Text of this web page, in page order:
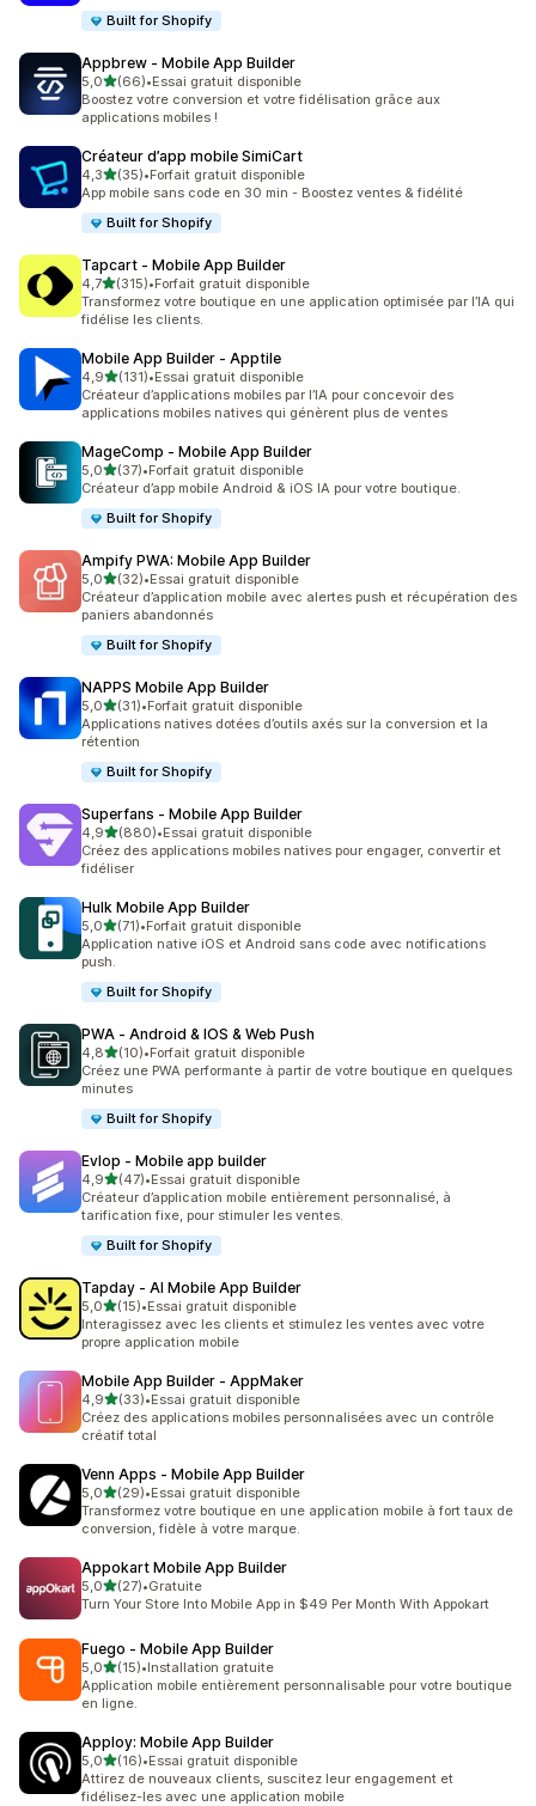
Built for Shopify
Appbrew ‑ Mobile App Builder
5,0étoile(s) sur 5
(66)
66 avis au total
•Essai gratuit disponible
Boostez votre conversion et votre fidélisation grâce aux
applications mobiles !
Créateur d’app mobile SimiCart
4,3étoile(s) sur 5
(35)
35 avis au total
•Forfait gratuit disponible
App mobile sans code en 30 min - Boostez ventes & fidélité
Built for Shopify
Tapcart ‑ Mobile App Builder
4,7étoile(s) sur 5
(315)
315 avis au total
•Forfait gratuit disponible
Transformez votre boutique en une application optimisée par l’IA qui
fidélise les clients.
Mobile App Builder ‑ Apptile
4,9étoile(s) sur 5
(131)
131 avis au total
•Essai gratuit disponible
Créateur d’applications mobiles par l’IA pour concevoir des
applications mobiles natives qui génèrent plus de ventes
MageComp ‑ Mobile App Builder
5,0étoile(s) sur 5
(37)
37 avis au total
•Forfait gratuit disponible
Créateur d’app mobile Android & iOS IA pour votre boutique.
Built for Shopify
Ampify PWA: Mobile App Builder
5,0étoile(s) sur 5
(32)
32 avis au total
•Essai gratuit disponible
Créateur d’application mobile avec alertes push et récupération des
paniers abandonnés
Built for Shopify
NAPPS Mobile App Builder
5,0étoile(s) sur 5
(31)
31 avis au total
•Forfait gratuit disponible
Applications natives dotées d’outils axés sur la conversion et la
rétention
Built for Shopify
Superfans ‑ Mobile App Builder
4,9étoile(s) sur 5
(880)
880 avis au total
•Essai gratuit disponible
Créez des applications mobiles natives pour engager, convertir et
fidéliser
Hulk Mobile App Builder
5,0étoile(s) sur 5
(71)
71 avis au total
•Forfait gratuit disponible
Application native iOS et Android sans code avec notifications
push.
Built for Shopify
PWA ‑ Android & IOS & Web Push
4,8étoile(s) sur 5
(10)
10 avis au total
•Forfait gratuit disponible
Créez une PWA performante à partir de votre boutique en quelques
minutes
Built for Shopify
Evlop ‑ Mobile app builder
4,9étoile(s) sur 5
(47)
47 avis au total
•Essai gratuit disponible
Créateur d’application mobile entièrement personnalisé, à
tarification fixe, pour stimuler les ventes.
Built for Shopify
Tapday ‑ AI Mobile App Builder
5,0étoile(s) sur 5
(15)
15 avis au total
•Essai gratuit disponible
Interagissez avec les clients et stimulez les ventes avec votre
propre application mobile
Mobile App Builder ‑ AppMaker
4,9étoile(s) sur 5
(33)
33 avis au total
•Essai gratuit disponible
Créez des applications mobiles personnalisées avec un contrôle
créatif total
Venn Apps ‑ Mobile App Builder
5,0étoile(s) sur 5
(29)
29 avis au total
•Essai gratuit disponible
Transformez votre boutique en une application mobile à fort taux de
conversion, fidèle à votre marque.
Appokart Mobile App Builder
5,0étoile(s) sur 5
(27)
27 avis au total
•Gratuite
Turn Your Store Into Mobile App in $49 Per Month With Appokart
Fuego ‑ Mobile App Builder
5,0étoile(s) sur 5
(15)
15 avis au total
•Installation gratuite
Application mobile entièrement personnalisable pour votre boutique
en ligne.
Apploy: Mobile App Builder
5,0étoile(s) sur 5
(16)
16 avis au total
•Essai gratuit disponible
Attirez de nouveaux clients, suscitez leur engagement et
fidélisez-les avec une application mobile